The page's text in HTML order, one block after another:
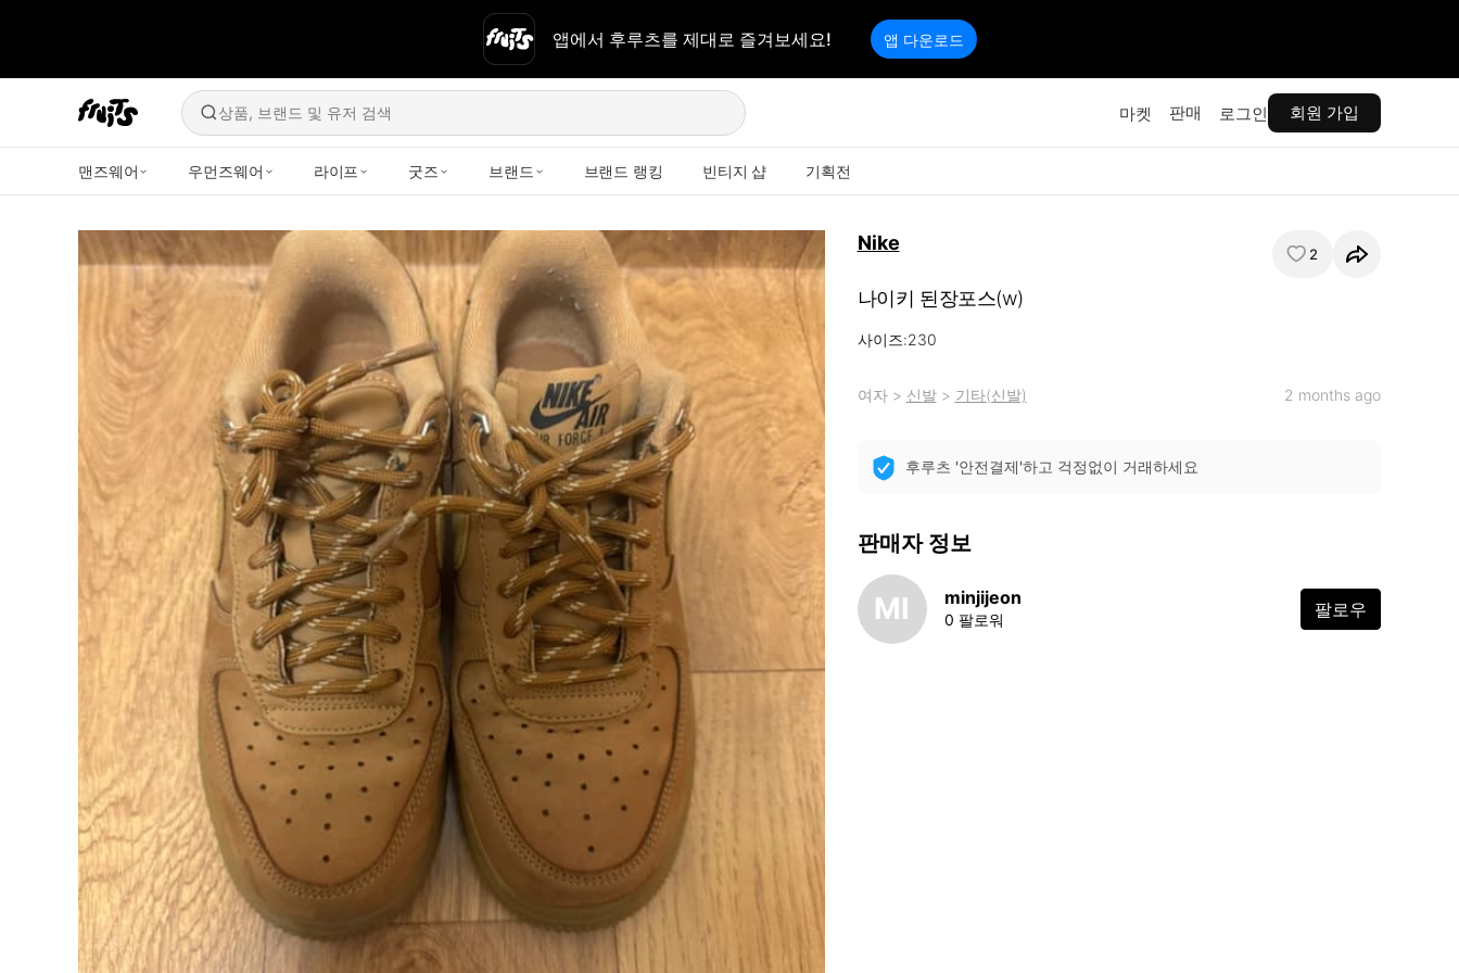
앱에서 후루츠를 제대로 즐겨보세요! 앱 다운로드
상품, 브랜드 및 유저 검색 마켓 판매 로그인 회원 가입
맨즈웨어 우먼즈웨어 라이프 굿즈 브랜드 브랜드 랭킹 빈티지 샵 기획전
Nike 2
나이키 된장포스(w)
사이즈:230
여자> 신발> 기타(신발) 2 months ago
후루츠 '안전결제'하고 걱정없이 거래하세요
판매자 정보
MI minjijeon
0 팔로워 팔로우